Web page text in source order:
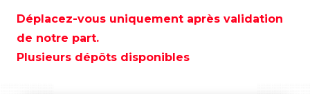
PARSUN
F9,8
ARBRE
Déplacez-vous uniquement après validation
de notre part.
Plusieurs dépôts disponibles